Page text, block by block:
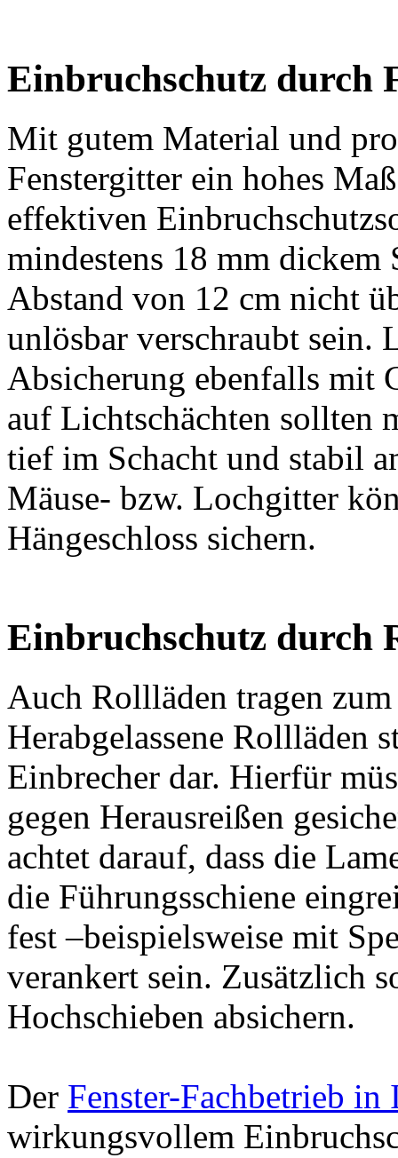
Einbruchschutz durch
Mit gutem Material und
Fenstergitter ein hohes
effektiven
mindestens 18 mm dickem
Abstand von 12 cm nicht
unlösbar verschraubt sein.
Absicherung ebenfalls mit
auf Lichtschächten sollten
tief im Schacht und stabil
Mäuse- bzw. Lochgitter
Hängeschloss sichern.
Einbruchschutz durch
Auch Rollläden tragen
Herabgelassene Rollläden
Einbrecher dar. Hierfür
gegen Herausreißen
achtet darauf, dass die
die Führungsschiene
fest –beispielsweise mit
verankert sein. Zusätzlich
Hochschieben absichern.
Der Fenster-Fachbetrieb in
wirkungsvollem